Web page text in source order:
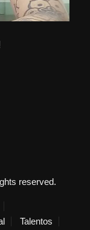
reserved.
Talentos